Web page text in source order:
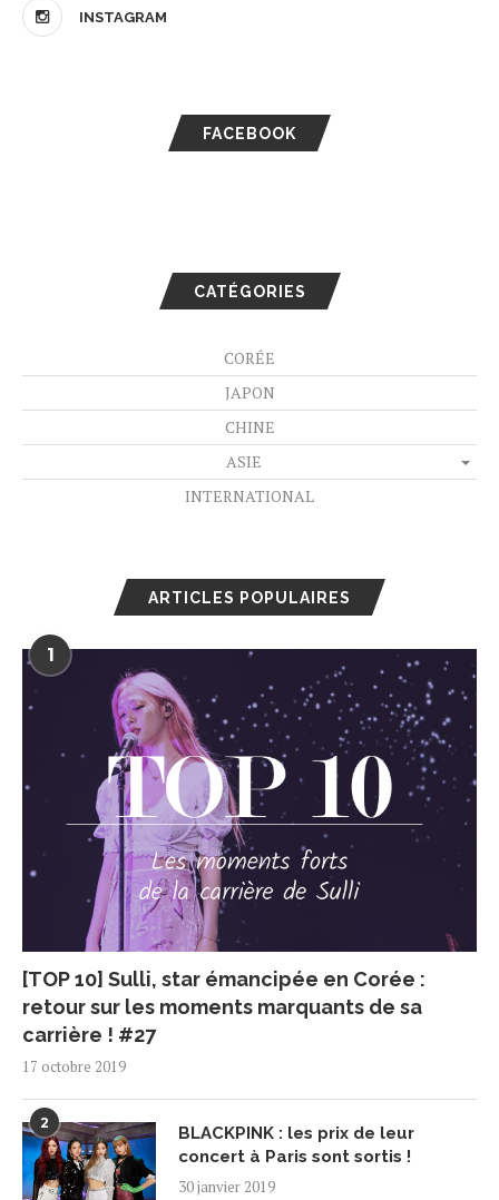
INSTAGRAM
FACEBOOK
CATÉGORIES
CORÉE
JAPON
CHINE
ASIE
INTERNATIONAL
ARTICLES POPULAIRES
1
[TOP 10] Sulli, star émancipée en Corée :
retour sur les moments marquants de sa
carrière ! #27
17 octobre 2019
2
BLACKPINK : les prix de leur
concert à Paris sont sortis !
30 janvier 2019